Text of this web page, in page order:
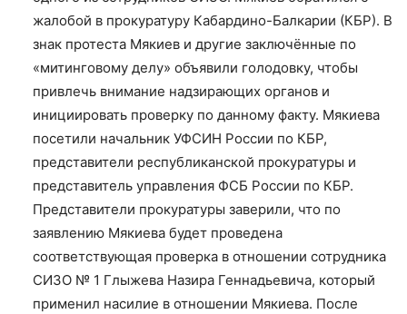
жалобой в прокуратуру Кабардино-Балкарии (КБР). В
знак протеста Мякиев и другие заключённые по
«митинговому делу» объявили голодовку, чтобы
привлечь внимание надзирающих органов и
инициировать проверку по данному факту. Мякиева
посетили начальник УФСИН России по КБР,
представители республиканской прокуратуры и
представитель управления ФСБ России по КБР.
Представители прокуратуры заверили, что по
заявлению Мякиева будет проведена
соответствующая проверка в отношении сотрудника
СИЗО № 1 Глыжева Назира Геннадьевича, который
применил насилие в отношении Мякиева. После